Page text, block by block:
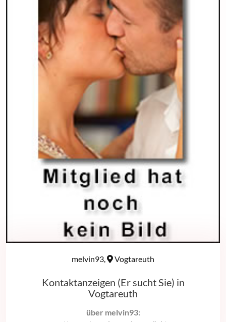
melvin93, Vogtareuth
Kontaktanzeigen (Er sucht Sie) in
Vogtareuth
über melvin93: